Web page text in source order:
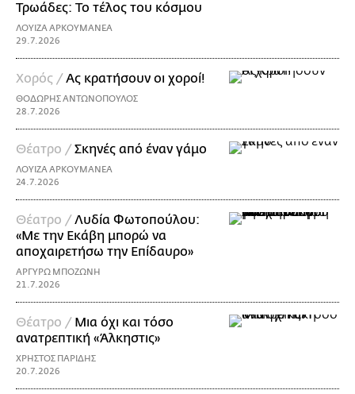
Τρωάδες: Το τέλος του κόσμου
ΛΟΥΙΖΑ ΑΡΚΟΥΜΑΝΕΑ
29.7.2026
Χορός /Ας κρατήσουν οι χοροί!
ΘΟΔΩΡΗΣ ΑΝΤΩΝΟΠΟΥΛΟΣ
28.7.2026
Θέατρο /Σκηνές από έναν γάμο
ΛΟΥΙΖΑ ΑΡΚΟΥΜΑΝΕΑ
24.7.2026
Θέατρο /Λυδία Φωτοπούλου:
«Με την Εκάβη μπορώ να
αποχαιρετήσω την Επίδαυρο»
ΑΡΓΥΡΩ ΜΠΟΖΩΝΗ
21.7.2026
Θέατρο / Μια όχι και τόσο
ανατρεπτική «Άλκηστις»
ΧΡΗΣΤΟΣ ΠΑΡΙΔΗΣ
20.7.2026